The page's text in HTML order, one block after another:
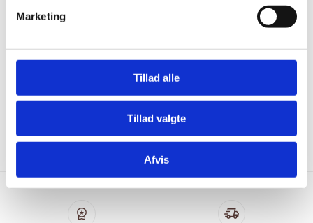
Marketing
Tillad alle
Tillad valgte
Afvis
Rengøring til olieret og
99,00kr.
Sikabond 130 - Limspartel A2
99,00
Den
oprindelige
var:
99,00 kr..
Den
aktuelle
er:
69,00 kr..